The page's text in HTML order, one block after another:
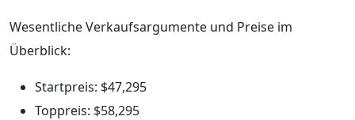
Wesentliche Verkaufsargumente und Preise im
Überblick:
Startpreis: $47,295
Toppreis: $58,295